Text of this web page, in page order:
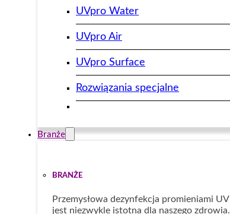
UVpro Water
UVpro Air
UVpro Surface
Rozwiązania specjalne
Branże
BRANŻE
Przemysłowa dezynfekcja promieniami UV
jest niezwykle istotna dla naszego zdrowia.